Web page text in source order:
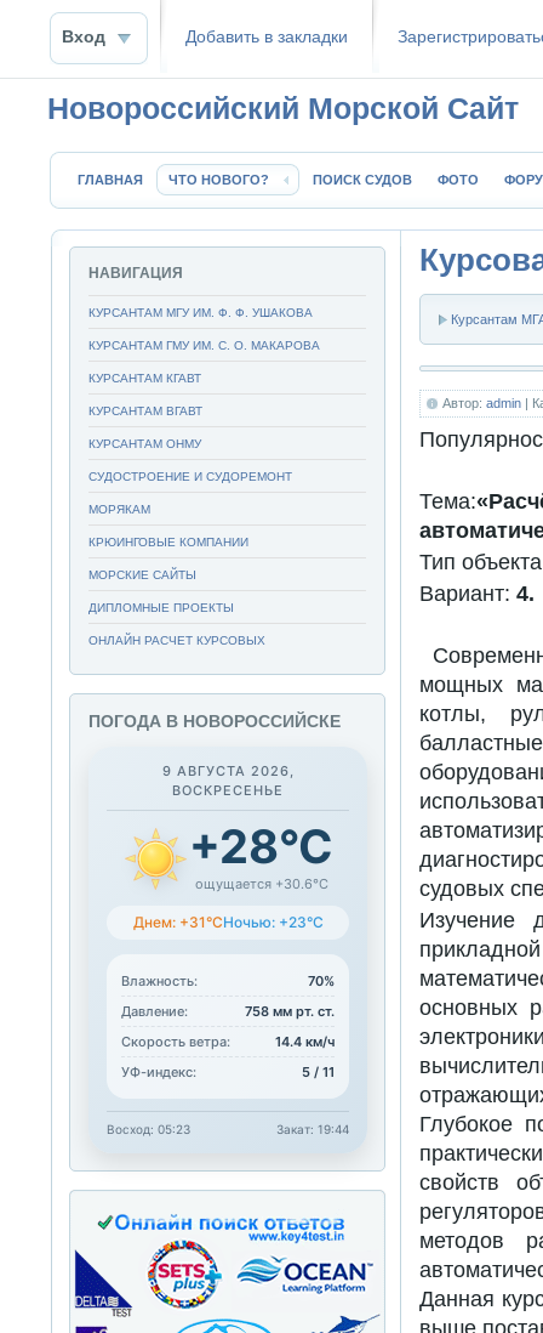
Вход Добавить в закладки
Новороссийский Морской Сайт
ГЛАВНАЯ ЧТО НОВОГО? ПОИСК СУДОВ ФОТО
Курсантам
Автор:admin |
Тема:
Тип
Вариант:4.
мощных
котлы,
судовых
Изучение
основных
Глубокое
свойств
методов
Данная
НАВИГАЦИЯ
КУРСАНТАМ МГУ ИМ. Ф. Ф. УШАКОВА
КУРСАНТАМ ГМУ ИМ. С. О. МАКАРОВА
КУРСАНТАМ КГАВТ
КУРСАНТАМ ВГАВТ
КУРСАНТАМ ОНМУ
СУДОСТРОЕНИЕ И СУДОРЕМОНТ
МОРЯКАМ
КРЮИНГОВЫЕ КОМПАНИИ
МОРСКИЕ САЙТЫ
ДИПЛОМНЫЕ ПРОЕКТЫ
ОНЛАЙН РАСЧЕТ КУРСОВЫХ
ПОГОДА В НОВОРОССИЙСКЕ
9 АВГУСТА 2026,
ВОСКРЕСЕНЬЕ
+28°C
ощущается +30.6°C
Днем: +31°CНочью: +23°C
Влажность:
70%
Давление:
758 мм рт. ст.
Скорость ветра:
14.4 км/ч
УФ-индекс:
5 / 11
Восход: 05:23 Закат: 19:44